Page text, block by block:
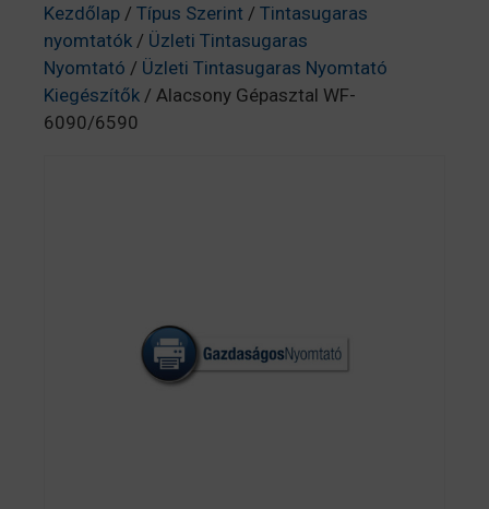
Kezdőlap / Típus Szerint / Tintasugaras
nyomtatók / Üzleti Tintasugaras
Nyomtató / Üzleti Tintasugaras Nyomtató
Kiegészítők / Alacsony Gépasztal WF-
6090/6590